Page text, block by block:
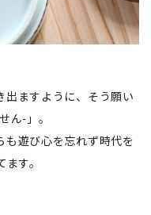
出ますように、そう願い
ん-」。
も遊び心を忘れず時代を
す。